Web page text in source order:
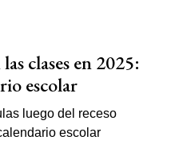
clases en 2025:
escolar